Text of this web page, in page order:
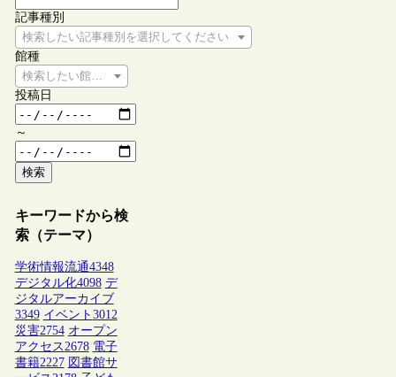
記事種別
検索したい記事種別を選択してください
館種
検索したい館種を選択してください
投稿日
～
検索
キーワードから検
索（テーマ）
学術情報流通4348
デジタル化4098 デ
ジタルアーカイブ
3349 イベント 3012
災害2754 オープン
アクセス2678 電子
書籍2227 図書館サ